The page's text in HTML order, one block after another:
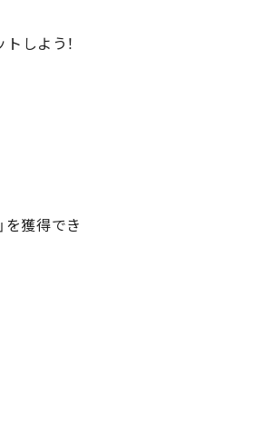
しよう！
を獲得でき